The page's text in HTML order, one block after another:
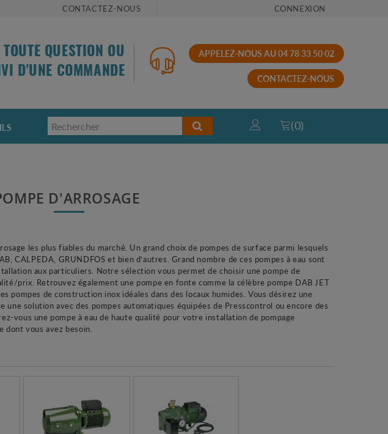
CONTACTEZ-NOUS CONNEXION
QUESTION OU
D'UNE COMMANDE
APPELEZ-NOUS AU 04 78 33 50 02
CONTACTEZ-NOUS
(0)
D'ARROSAGE
les plus fiables du marché. Un grand choix de pompes de surface parmi lesquels
CALPEDA, GRUNDFOS et bien d’autres. Grand nombre de ces pompes à eau sont
aux particuliers. Notre sélection vous permet de choisir une pompe de
prix. Retrouvez également une pompe en fonte comme la célèbre pompe DAB JET
de construction inox idéales dans des locaux humides. Vous désirez une
une solution avec des pompes automatiques équipées de Presscontrol ou encore des
vous une pompe à eau de haute qualité pour votre installation de pompage
vous avez besoin.